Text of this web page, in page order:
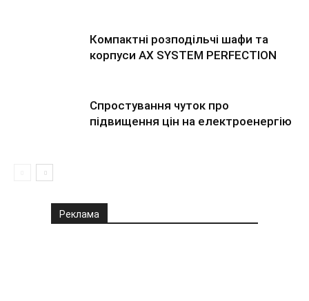
Компактні розподільчі шафи та
корпуси AX SYSTEM PERFECTION
Спростування чуток про
підвищення цін на електроенергію
Реклама